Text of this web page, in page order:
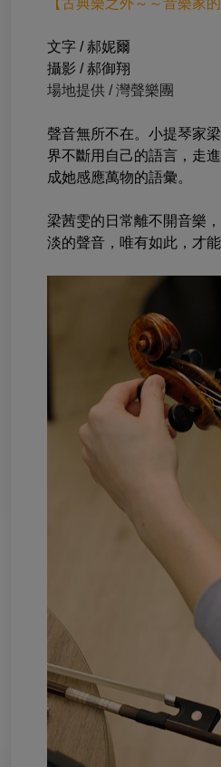
【古典樂之外～～音樂家
文字 / 郝妮爾
攝影 / 郝御翔
場地提供 / 灣聲樂團
聲音無所不在。小提琴家
界不斷用自己的語言，走
成她感應萬物的語彙。
梁茜雯的日常離不開音樂
淡的聲音，唯有如此，才